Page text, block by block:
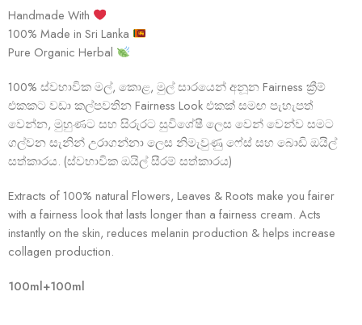
Handmade With
100% Made in Sri Lanka
Pure Organic Herbal
100% ස්වභාවික මල්, කොළ, මුල් සාරයෙන් අනූන Fairness ක්‍රීම්
එකකට වඩා කල්පවතින Fairness Look එකක් සමඟ පැහැපත්
වෙන්න, මුහුණට සහ සිරුරට සුවිශේෂී ලෙස වෙන් වෙන්ව සමට
ගල්වන සැනින් උරාගන්නා ලෙස නිමැවුණු ෆේස් සහ බොඩි ඔයිල්
සත්කාරය. (ස්වභාවික ඔයිල් සීරම් සත්කාරය)
Extracts of 100% natural Flowers, Leaves & Roots make you fairer
with a fairness look that lasts longer than a fairness cream. Acts
instantly on the skin, reduces melanin production & helps increase
collagen production.
100ml+100ml